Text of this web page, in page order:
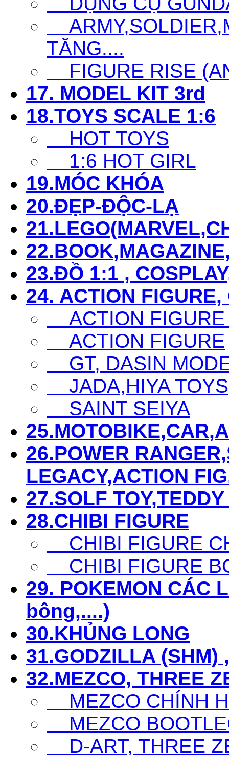
TĂNG....
FIGURE RISE
17. MODEL KIT 3rd
18.TOYS SCALE 1:6
HOT TOYS
1:6 HOT GIRL
19.MÓC KHÓA
20.ĐẸP-ĐỘC-LẠ
23.ĐỒ 1:1 ,
24. ACTION
ACTION
ACTION FIGURE
GT, DASIN
JADA,HIYA TOYS
SAINT SEIYA
26.POWER
LEGACY,ACTION
27.SOLF
28.CHIBI FIGURE
CHIBI FIGURE
CHIBI FIGURE
29. POKEMON CÁC
bông,....)
30.KHỦNG LONG
31.GODZILLA (SHM)
32.MEZCO, THREE
MEZCO CHÍNH
MEZCO
D-ART, THREE